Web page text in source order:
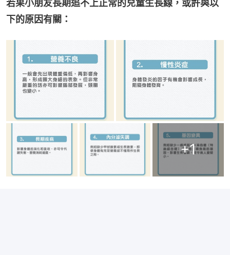
若果小朋友長期追不上正常的兒童生長線，或許與以
下的原因有關：
+1